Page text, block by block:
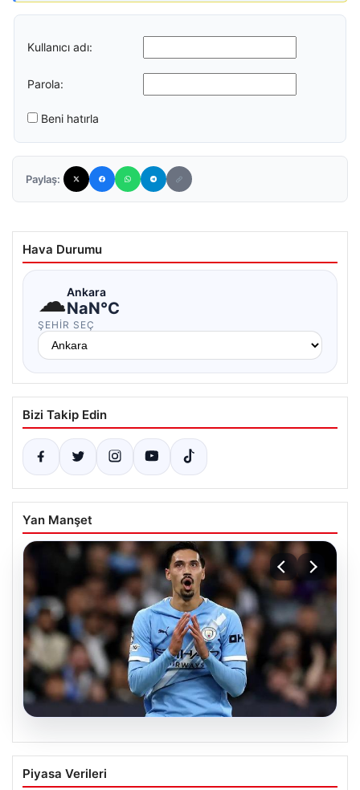
Kullanıcı adı:
Parola:
Beni hatırla
Paylaş:
Hava Durumu
☁Ankara
NaN°C
ŞEHIR SEÇ
Bizi Takip Edin
Yan Manşet
04.08.2026
Galatasaray’da orta sahaya dev isim!
Manchester City’nin yıldızı Tijjani
Piyasa Verileri